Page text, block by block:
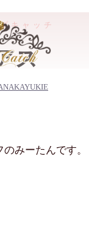
キャッチ
ス
のみーたんです。